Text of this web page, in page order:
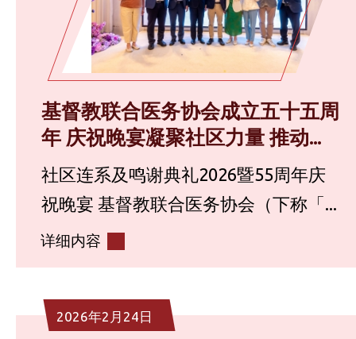
基督教联合医务协会成立五十五周
年 庆祝晚宴凝聚社区力量 推动...
社区连系及鸣谢典礼2026暨55周年庆
祝晚宴 基督教联合医务协会（下称「...
详细内容
2026年2月24日